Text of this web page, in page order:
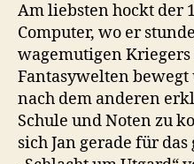
Am liebsten hockt der
Computer, wo er
wagemutigen
Fantasywelten
nach dem anderen
Schule und Noten zu
sich Jan gerade für